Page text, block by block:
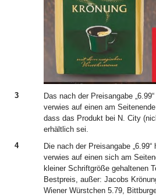
3
Das nach der Preisangabe
verwies auf einen am
dass das Produkt bei N. City
erhältlich sei.
4
Die nach der Preisangabe
verwies auf einen sich am
kleiner Schriftgröße gehaltenen
Bestpreis, außer: Jacobs
Wiener Würstchen 5.79,